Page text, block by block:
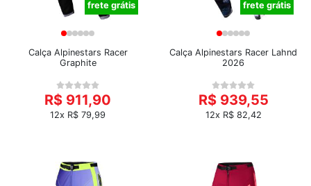
frete grátis
Calça Alpinestars Racer
Graphite
R$ 911,90
12x R$ 79,99
frete grátis
Calça Alpinestars Racer Lahnd
2026
R$ 939,55
12x R$ 82,42